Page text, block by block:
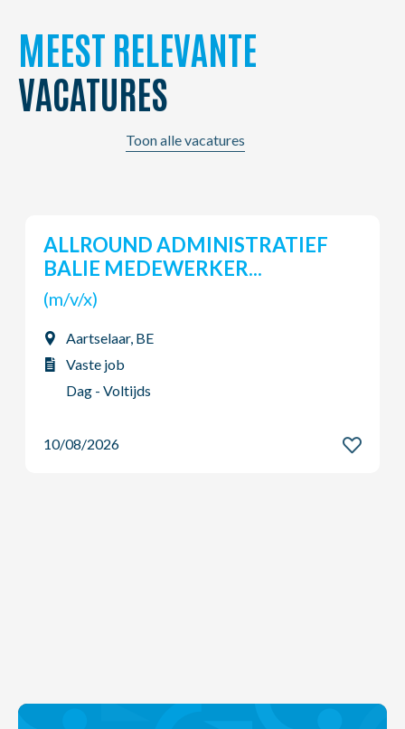
MEEST RELEVANTE
VACATURES
Toon alle vacatures
Magazijnier
(m/v/x)
Brugge, BE
Vaste job
Dag - Voltijds